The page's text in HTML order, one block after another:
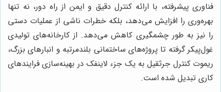
فناوری پیشرفته، با ارائه کنترل دقیق و ایمن از راه دور، نه تنها
بهره‌وری را افزایش می‌دهد، بلکه خطرات ناشی از عملیات دستی
را نیز به طور چشمگیری کاهش می‌دهد. از کارخانه‌های تولیدی
غول‌پیکر گرفته تا پروژه‌های ساختمانی بلندمرتبه و انبارهای بزرگ،
ریموت کنترل جرثقیل به یک جزء لاینفک در بهینه‌سازی فرایندهای
کاری تبدیل شده است.